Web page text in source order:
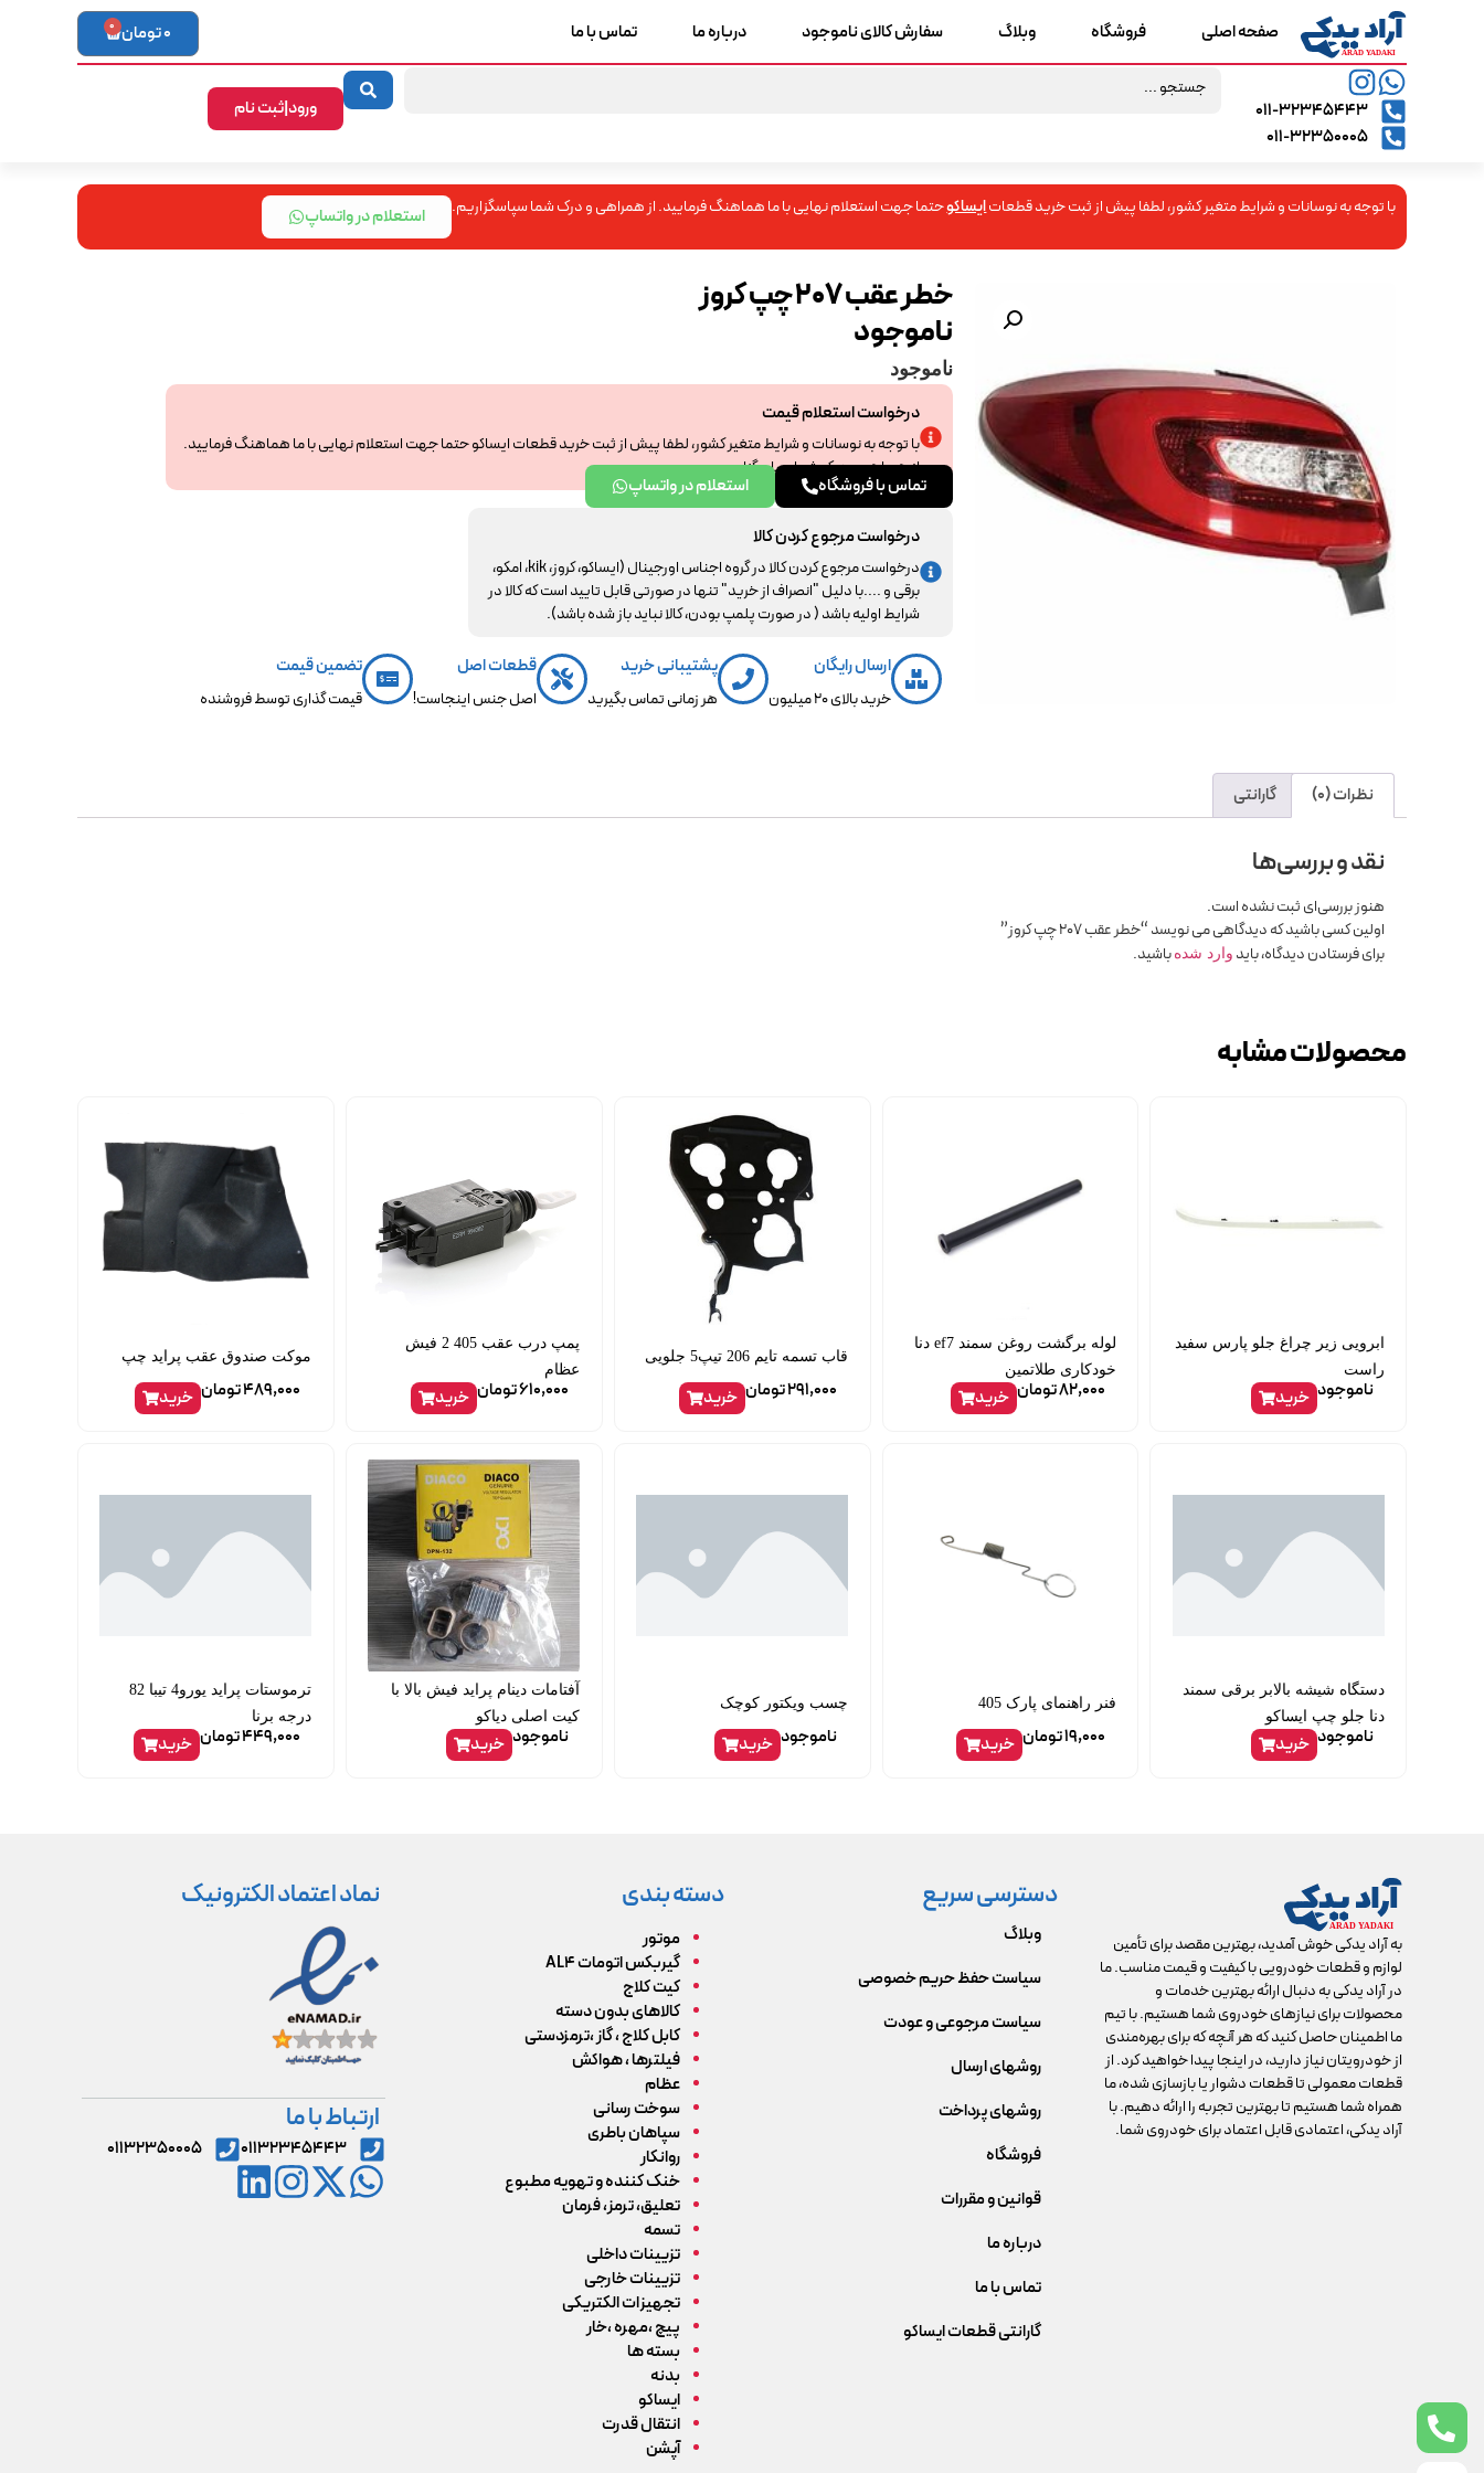
۰۱۱-۳۲۳۴۵۴۴۳
۰۱۱-۳۲۳۵۰۰۰۵
ورود|ثبت نام
صفحه اصلی فروشگاه وبلاگ سفارش کالای ناموجود درباره ما تماس با ما 0تومان 0
با توجه به نوسانات و شرایط متغیر کشور، لطفا پیش از ثبت خرید قطعاتایساکوحتما جهت استعلام نهایی با ما هماهنگ فرمایید. از همراهی و درک شما سپاسگزاریم. استعلام در واتساپ
خطر عقب 207 چپ کروز
ناموجود
ناموجود
درخواست استعلام قیمت
با توجه به نوسانات و شرایط متغیر کشور، لطفا پیش از ثبت خرید قطعات ایساکو حتما جهت استعلام نهایی با ما هماهنگ فرمایید.
از همراهی و درک شما سپاسگزاریم.
تماس با فروشگاه
استعلام در واتساپ
درخواست مرجوع کردن کالا
درخواست مرجوع کردن کالا در گروه اجناس اورجینال (ایساکو، کروز، kik، امکو،
برقی و ....با دلیل "انصراف از خرید" تنها در صورتی قابل تایید است که کالا در
شرایط اولیه باشد ( در صورت پلمپ بودن، کالا نباید باز شده باشد).
ارسال رایگان
خرید بالای 20 میلیون
پشتیبانی خرید
هر زمانی تماس بگیرید
قطعات اصل
اصل جنس اینجاست!
تضمین قیمت
قیمت گذاری توسط فروشنده
نظرات (0) گارانتی
نقد و بررسی‌ها
هنوز بررسی‌ای ثبت نشده است.
اولین کسی باشید که دیدگاهی می نویسد “خطر عقب 207 چپ کروز”
برای فرستادن دیدگاه، باید وارد شده باشید.
محصولات مشابه
ابرویی زیر چراغ جلو پارس سفید
راست
ناموجود خرید
لوله برگشت روغن سمند ef7 دنا
خودکاری طلاتمین
82,000تومان خرید
قاب تسمه تایم 206 تیپ5 جلویی
291,000تومان خرید
پمپ درب عقب 405 2 فیش
عظام
610,000تومان خرید
موکت صندوق عقب پراید چپ
489,000تومان خرید
دستگاه شیشه بالابر برقی سمند
دنا جلو چپ ایساکو
ناموجود خرید
فنر راهنمای پارک 405
19,000تومان خرید
چسب ویکتور کوچک
ناموجود خرید
آفتامات دینام پراید فیش بالا با
کیت اصلی دیاکو
ناموجود خرید
ترموستات پراید یورو4 تیبا 82
درجه برنا
449,000تومان خرید
به آراد یدکی خوش آمدید، بهترین مقصد برای تأمین
لوازم و قطعات خودرویی با کیفیت و قیمت مناسب. ما
در آراد یدکی به دنبال ارائه بهترین خدمات و
محصولات برای نیازهای خودروی شما هستیم. با تیم
ما اطمینان حاصل کنید که هر آنچه که برای بهره‌مندی
از خودرویتان نیاز دارید، در اینجا پیدا خواهید کرد. از
قطعات معمولی تا قطعات دشوار یا بازسازی شده، ما
همراه شما هستیم تا بهترین تجربه را ارائه دهیم. با
آراد یدکی، اعتمادی قابل اعتماد برای خودروی شما.
دسترسی سریع
وبلاگ
سیاست حفظ حریم خصوصی
سیاست مرجوعی و عودت
روشهای ارسال
روشهای پرداخت
فروشگاه
قوانین و مقررات
درباره ما
تماس با ما
گارانتی قطعات ایساکو
دسته بندی
موتور
گیربکس اتومات AL4
کیت کلاج
کالاهای بدون دسته
کابل کلاج ، گاز ،ترمزدستی
فیلترها ، هواکش
عظام
سوخت رسانی
سپاهان باطری
روانکار
خنک کننده و تهویه مطبوع
تعلیق، ترمز، فرمان
تسمه
تزیینات داخلی
تزیینات خارجی
تجهیزات الکتریکی
پیچ ،مهره ،خار
بسته ها
بدنه
ایساکو
انتقال قدرت
آپشن
نماد اعتماد الکترونیک
ارتباط با ما
۰۱۱۳۲۳۴۵۴۴۳ ۰۱۱۳۲۳۵۰۰۰۵